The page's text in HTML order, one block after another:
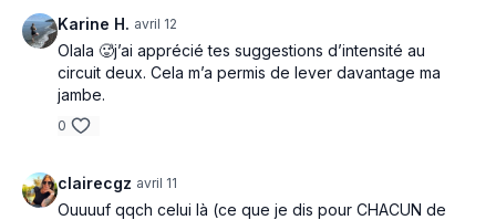
Karine H. avril 12
Olala 🥵j’ai apprécié tes suggestions d’intensité au
circuit deux. Cela m’a permis de lever davantage ma
jambe.
0
clairecgz avril 11
Ouuuuf qqch celui là (ce que je dis pour CHACUN de